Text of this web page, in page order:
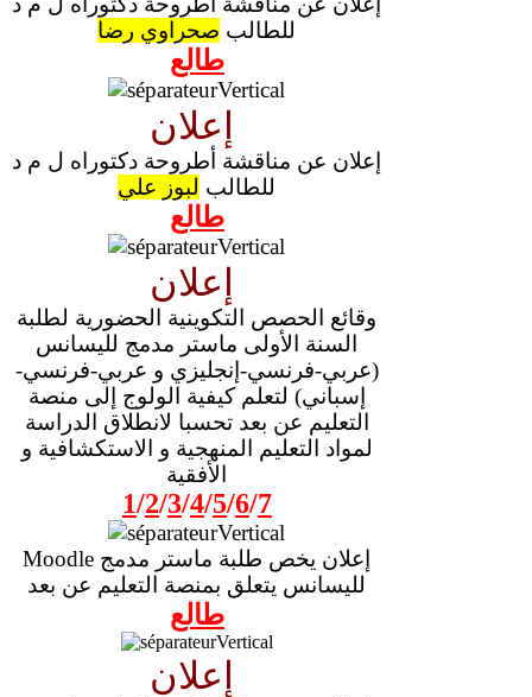
للطالب صحراوي رضا
طالع
إعلان عن مناقشة أطروحة دكتوراه ل م د
للطالب لبوز علي
طالع
وقائع الحصص التكوينية الحضورية لطلبة
السنة الأولى ماستر مدمج لليسانس
(عربي-فرنسي-إنجليزي و عربي-فرنسي-
إسباني) لتعلم كيفية الولوج إلى منصة
التعليم عن بعد تحسبا لانطلاق الدراسة
لمواد التعليم المنهجية و الاستكشافية و
الأفقية
1/2/3/4/5/6/7
Moodle إعلان يخص طلبة ماستر مدمج
لليسانس يتعلق بمنصة التعليم عن بعد
طالع